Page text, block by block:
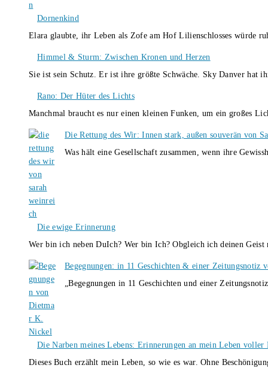
Dornenkind
Elara glaubte, ihr Leben als Zofe am Hof Lilienschlosses würde
Himmel & Sturm: Zwischen Kronen und Herzen
Sie ist sein Schutz. Er ist ihre größte Schwäche. Sky Danver
Rano: Der Hüter des Lichts
Manchmal braucht es nur einen kleinen Funken, um ein großes
Die Rettung des Wir: Innen stark, außen souverän von
Was hält eine Gesellschaft zusammen, wenn ihre
Die ewige Erinnerung
Wer bin ich neben DuIch? Wer bin Ich? Obgleich ich deinen
Begegnungen: in 11 Geschichten & einer Zeitungsnotiz
„Begegnungen in 11 Geschichten und einer
Die Narben meines Lebens: Erinnerungen an mein Leben
Dieses Buch erzählt mein Leben, so wie es war. Ohne